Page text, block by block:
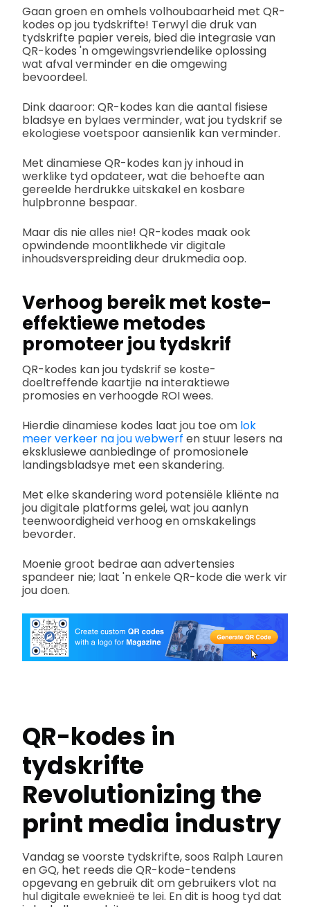
Gaan groen en omhels volhoubaarheid met QR-
kodes op jou tydskrifte! Terwyl die druk van
tydskrifte papier vereis, bied die integrasie van
QR-kodes 'n omgewingsvriendelike oplossing
wat afval verminder en die omgewing
bevoordeel.
Dink daaroor: QR-kodes kan die aantal fisiese
bladsye en bylaes verminder, wat jou tydskrif se
ekologiese voetspoor aansienlik kan verminder.
Met dinamiese QR-kodes kan jy inhoud in
werklike tyd opdateer, wat die behoefte aan
gereelde herdrukke uitskakel en kosbare
hulpbronne bespaar.
Maar dis nie alles nie! QR-kodes maak ook
opwindende moontlikhede vir digitale
inhoudsverspreiding deur drukmedia oop.
Verhoog bereik met koste-
effektiewe metodes
promoteer jou tydskrif
QR-kodes kan jou tydskrif se koste-
doeltreffende kaartjie na interaktiewe
promosies en verhoogde ROI wees.
Hierdie dinamiese kodes laat jou toe om lok
meer verkeer na jou webwerf en stuur lesers na
eksklusiewe aanbiedinge of promosionele
landingsbladsye met een skandering.
Met elke skandering word potensiële kliënte na
jou digitale platforms gelei, wat jou aanlyn
teenwoordigheid verhoog en omskakelings
bevorder.
Moenie groot bedrae aan advertensies
spandeer nie; laat 'n enkele QR-kode die werk vir
jou doen.
QR-kodes in
tydskrifte
Revolutionizing the
print media industry
Vandag se voorste tydskrifte, soos Ralph Lauren
en GQ, het reeds die QR-kode-tendens
opgevang en gebruik dit om gebruikers vlot na
hul digitale eweknieë te lei. En dit is hoog tyd dat